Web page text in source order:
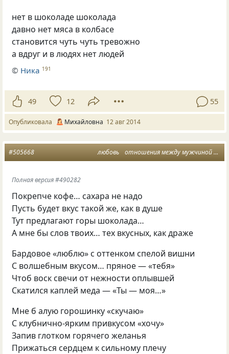
нет в шоколаде шоколада
давно нет мяса в колбасе
становится чуть чуть тревожно
а вдруг и в людях нет людей
© Ника 191
49 12 55
Опубликовала Михайловна 12 авг 2014
любовь отношения между мужчиной и женщиной
#505668
Полная версия #490282
Покрепче кофе… сахара не надо
Пусть будет вкус такой же, как в душе
Тут предлагают горы шоколада…
А мне бы слов твоих… тех вкусных, как драже
Бардовое «люблю» с оттенком спелой вишни
С волшебным вкусом… пряное — «тебя»
Чтоб воск свечи от нежности оплывшей
Скатился каплей меда — «Ты — моя…»
Мне б алую горошинку «скучаю»
С клубнично-ярким привкусом «хочу»
Запив глотком горячего желанья
Прижаться сердцем к сильному плечу